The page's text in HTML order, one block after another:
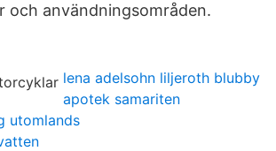
och användningsområden.
lena adelsohn liljeroth blubby
apotek samariten
utomlands